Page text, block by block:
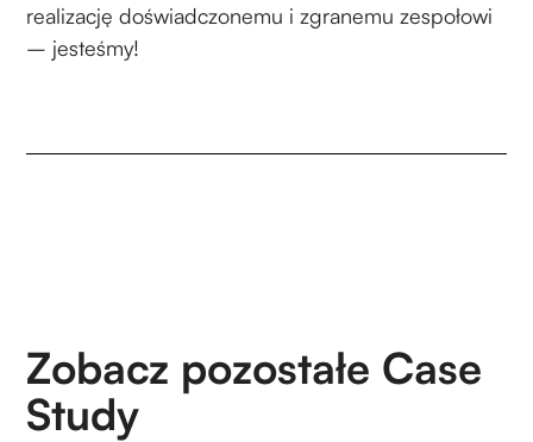
realizację doświadczonemu i zgranemu zespołowi
– jesteśmy!
Zobacz pozostałe Case
Study